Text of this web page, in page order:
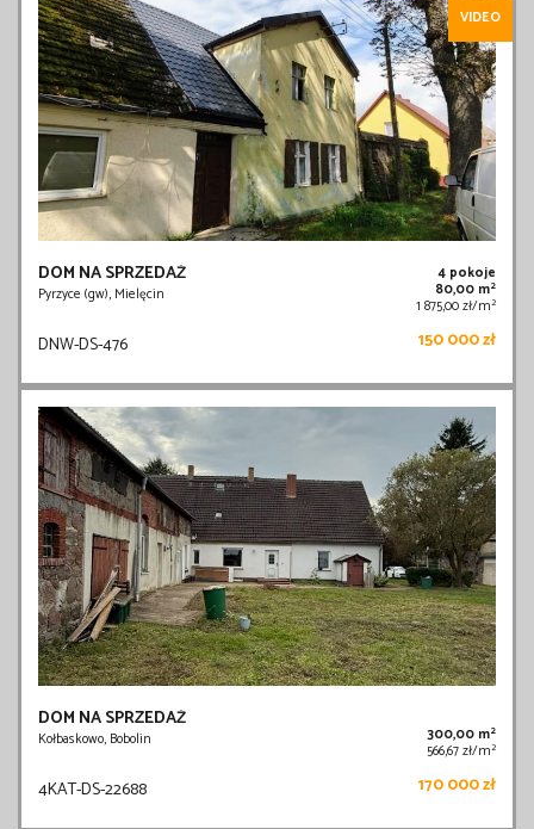
VIDEO
DOM NA SPRZEDAŻ
Pyrzyce (gw), Mielęcin
4 pokoje
80,00 m2
1 875,00 zł/m2
DNW-DS-476 150 000 zł
DOM NA SPRZEDAŻ
Kołbaskowo, Bobolin 300,00 m2
566,67 zł/m2
4KAT-DS-22688 170 000 zł